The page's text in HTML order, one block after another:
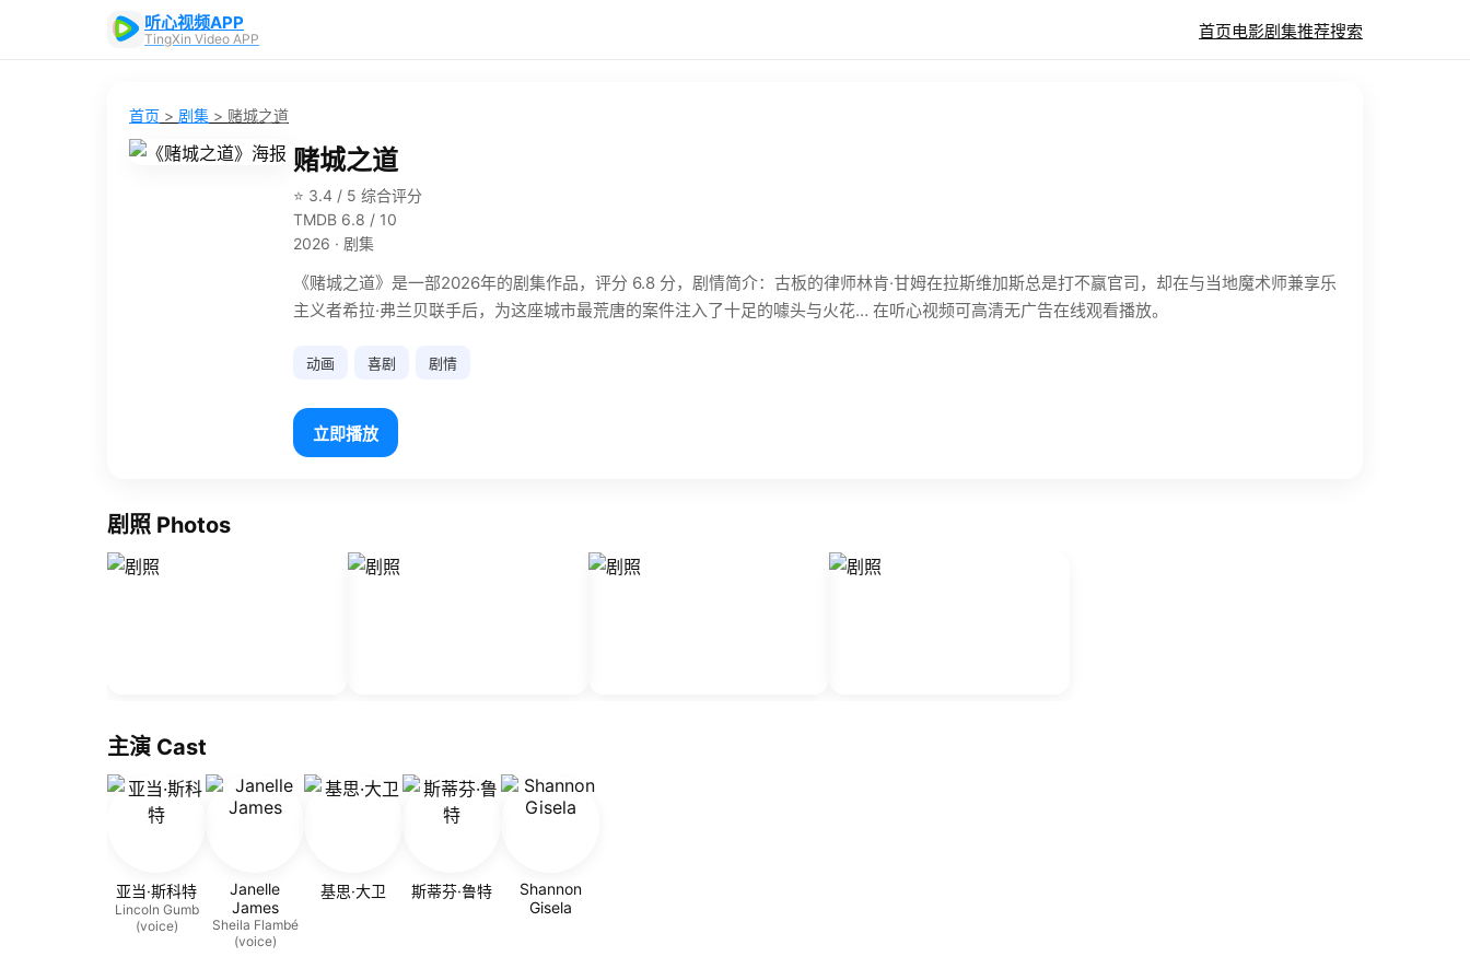
听心视频APP
TingXin Video APP 首页电影剧集推荐搜索
首页 > 剧集 > 赌城之道
赌城之道
⭐ 3.4 / 5 综合评分
TMDB 6.8 / 10
2026 · 剧集
《赌城之道》是一部2026年的剧集作品，评分 6.8 分，剧情简介：古板的律师林肯·甘姆在拉斯维加斯总是打不赢官司，却在与当地魔术师兼享乐
主义者希拉·弗兰贝联手后，为这座城市最荒唐的案件注入了十足的噱头与火花… 在听心视频可高清无广告在线观看播放。
动画 喜剧 剧情
立即播放
剧照 Photos
主演 Cast
亚当·斯科特
Lincoln Gumb
(voice)
Janelle
James
Sheila Flambé
(voice)
基思·大卫 斯蒂芬·鲁特
Shannon
Gisela